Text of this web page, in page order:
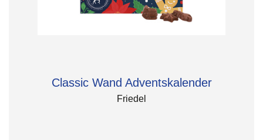
Classic Wand Adventskalender
Friedel